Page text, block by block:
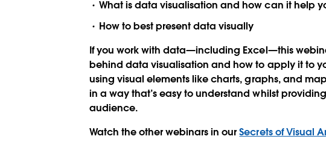
What is data visualisation and how can it help
How to best present data visually
If you work with data—including Excel—this
behind data visualisation and how to apply it to
using visual elements like charts, graphs, and
in a way that’s easy to understand whilst
audience.
Watch the other webinars in ourSecrets of Visual